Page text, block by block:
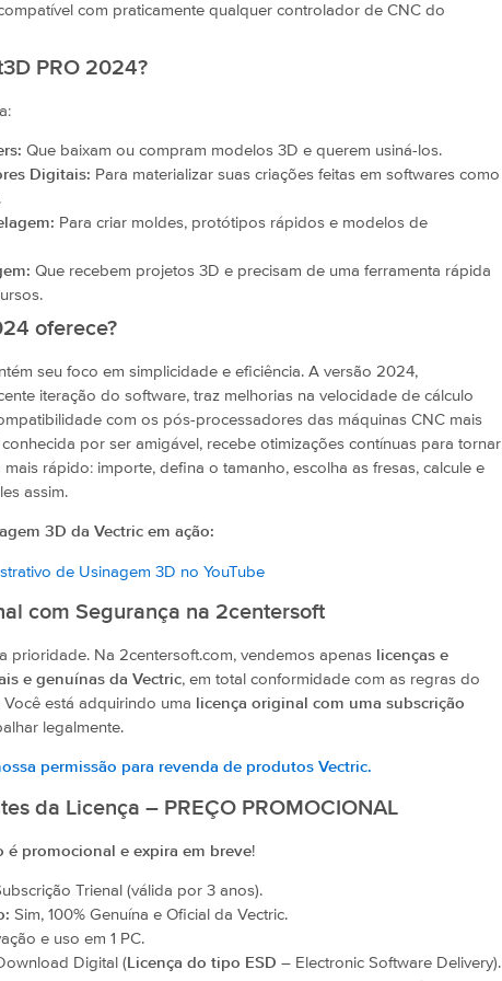
com praticamente qualquer controlador de CNC do
PRO 2024?
Que baixam ou compram modelos 3D e querem usiná-los.
Digitais: Para materializar suas criações feitas em softwares como
Para criar moldes, protótipos rápidos e modelos de
Que recebem projetos 3D e precisam de uma ferramenta rápida
oferece?
seu foco em simplicidade e eficiência. A versão 2024,
iteração do software, traz melhorias na velocidade de cálculo
com os pós-processadores das máquinas CNC mais
por ser amigável, recebe otimizações contínuas para tornar
rápido: importe, defina o tamanho, escolha as fresas, calcule e
assim.
3D da Vectric em ação:
de Usinagem 3D no YouTube
com Segurança na 2centersoft
prioridade. Na 2centersoft.com, vendemos apenas licenças e
e genuínas da Vectric, em total conformidade com as regras do
está adquirindo uma
licença original com uma subscrição
legalmente.
permissão para revenda de produtos Vectric.
da Licença – PREÇO PROMOCIONAL
é promocional e expira em breve!
Trienal (válida por 3 anos).
Sim, 100% Genuína e Oficial da Vectric.
e uso em 1 PC.
Digital (Licença do tipo ESD – Electronic Software Delivery).